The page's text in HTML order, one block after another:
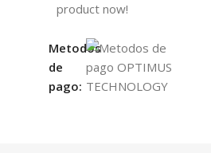
product now!
Metodos
de
pago: